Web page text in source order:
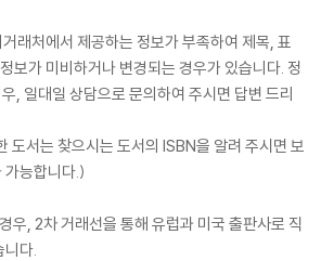
래처에서 제공하는 정보가 부족하여 제목, 표
보가 미비하거나 변경되는 경우가 있습니다. 정
, 일대일 상담으로 문의하여 주시면 답변 드리
도서는 찾으시는 도서의 ISBN을 알려 주시면 보
가능합니다.)
우, 2차 거래선을 통해 유럽과 미국 출판사로 직
니다.